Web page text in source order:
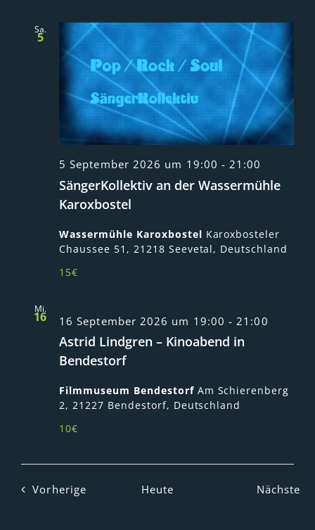
Sa.
5
5 September 2026 um 19:00 -21:00
SängerKollektiv an der Wassermühle
Karoxbostel
Wassermühle Karoxbostel Karoxbosteler
Chaussee 51, 21218 Seevetal, Deutschland
15€
Mi.
16 16 September 2026 um 19:00 -21:00
Astrid Lindgren – Kinoabend in
Bendestorf
Filmmuseum Bendestorf Am Schierenberg
2, 21227 Bendestorf, Deutschland
10€
Vorherige Veranstaltungen
Heute Nächste